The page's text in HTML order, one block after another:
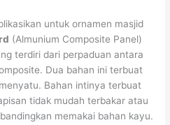
untuk ornamen masjid
(Almunium Composite Panel)
terdiri dari perpaduan antara
Dua bahan ini terbuat
Bahan intinya terbuat
tidak mudah terbakar atau
memakai bahan kayu.